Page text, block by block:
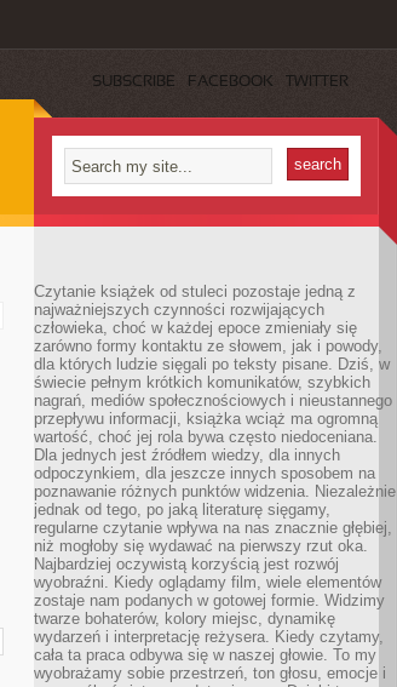
SUBSCRIBE FACEBOOK TWITTER
Czytanie książek od stuleci pozostaje jedną z
najważniejszych czynności rozwijających
człowieka, choć w każdej epoce zmieniały się
zarówno formy kontaktu ze słowem, jak i powody,
dla których ludzie sięgali po teksty pisane. Dziś, w
świecie pełnym krótkich komunikatów, szybkich
nagrań, mediów społecznościowych i nieustannego
przepływu informacji, książka wciąż ma ogromną
wartość, choć jej rola bywa często niedoceniana.
Dla jednych jest źródłem wiedzy, dla innych
odpoczynkiem, dla jeszcze innych sposobem na
poznawanie różnych punktów widzenia. Niezależnie
jednak od tego, po jaką literaturę sięgamy,
regularne czytanie wpływa na nas znacznie głębiej,
niż mogłoby się wydawać na pierwszy rzut oka.
Najbardziej oczywistą korzyścią jest rozwój
wyobraźni. Kiedy oglądamy film, wiele elementów
zostaje nam podanych w gotowej formie. Widzimy
twarze bohaterów, kolory miejsc, dynamikę
wydarzeń i interpretację reżysera. Kiedy czytamy,
cała ta praca odbywa się w naszej głowie. To my
wyobrażamy sobie przestrzeń, ton głosu, emocje i